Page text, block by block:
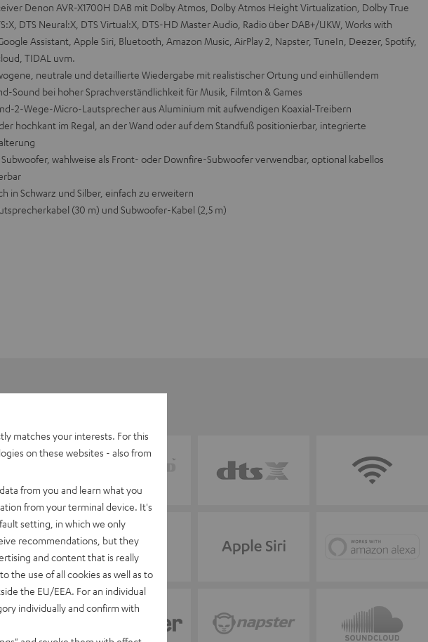
Denon AVR-X1700H DAB mit Dolby Atmos, Dolby Atmos Height Virtualization, Dolby True
DTS Neural:X, DTS Virtual:X, DTS-HD Master Audio, Radio über DAB+/UKW, Works with
Assistant, Apple Siri, Bluetooth, Amazon Music, AirPlay 2, Napster, TuneIn, Deezer, Spotify,
TIDAL uvm.
neutrale und detaillierte Wiedergabe mit realistischer Ortung und einhüllendem
Sound bei hoher Sprachverständlichkeit für Musik, Filmton & Games
2-Wege-Micro-Lautsprecher aus Aluminium mit aufwendigen Koaxial-Treibern
hochkant im Regal, an der Wand oder auf dem Standfuß positionierbar, integrierte
wahlweise als Front- oder Downfire-Subwoofer verwendbar, optional kabellos
in Schwarz und Silber, einfach zu erweitern
(30 m) und Subwoofer-Kabel (2,5 m)
matches your interests. For this
on these websites - also from
from you and learn what you
from your terminal device. It's
setting, in which we only
recommendations, but they
and content that is really
the use of all cookies as well as to
the EU/EEA. For an individual
individually and confirm with